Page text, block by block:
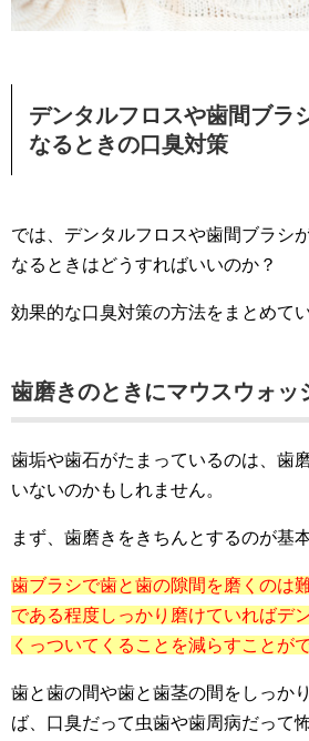
デンタルフロスや歯間ブラ
なるときの口臭対策
では、デンタルフロスや歯間ブラシ
なるときはどうすればいいのか？
効果的な口臭対策の方法をまとめて
歯磨きのときにマウスウォッ
歯垢や歯石がたまっているのは、歯
いないのかもしれません。
まず、歯磨きをきちんとするのが基本
歯ブラシで歯と歯の隙間を磨くのは
である程度しっかり磨けていればデ
くっついてくることを減らすことが
歯と歯の間や歯と歯茎の間をしっか
ば、口臭だって虫歯や歯周病だって